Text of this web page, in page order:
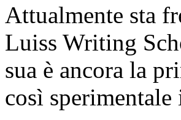
Attualmente sta
Luiss Writing
sua è ancora la
così sperimentale